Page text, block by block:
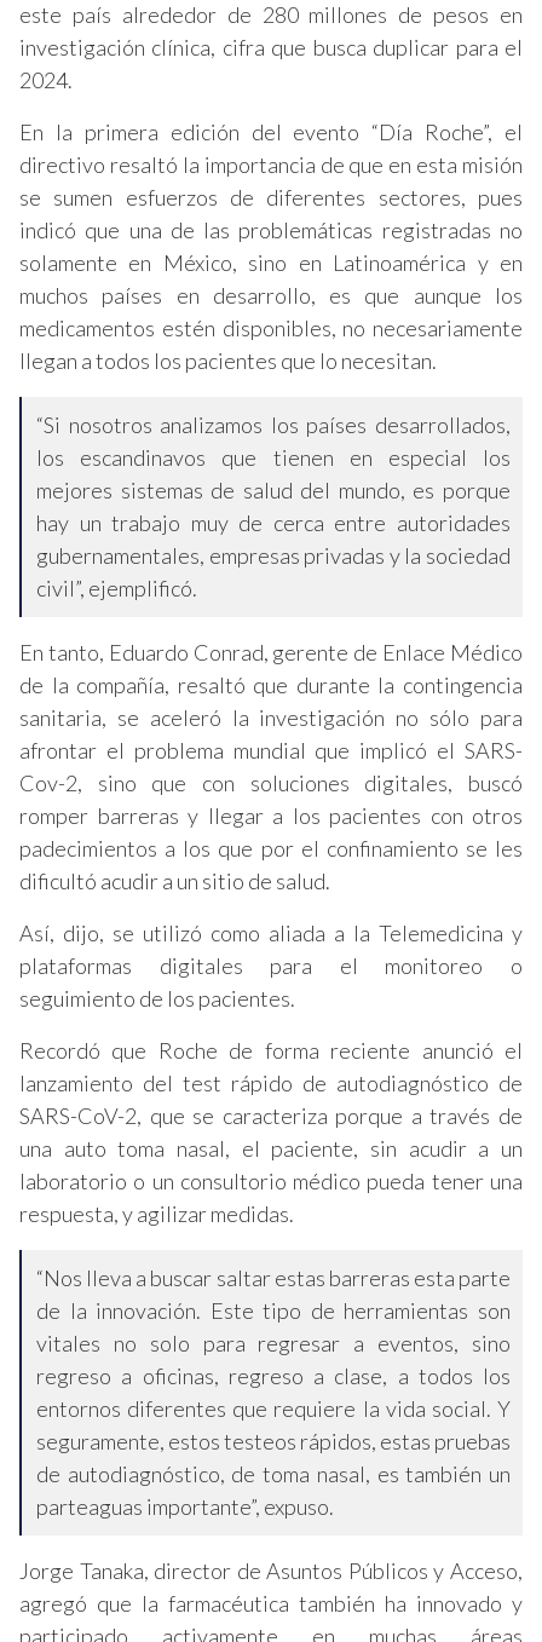
este país alrededor de 280 millones de pesos en
investigación clínica, cifra que busca duplicar para el
2024.
En la primera edición del evento “Día Roche”, el
directivo resaltó la importancia de que en esta misión
se sumen esfuerzos de diferentes sectores, pues
indicó que una de las problemáticas registradas no
solamente en México, sino en Latinoamérica y en
muchos países en desarrollo, es que aunque los
medicamentos estén disponibles, no necesariamente
llegan a todos los pacientes que lo necesitan.
“Si nosotros analizamos los países desarrollados,
los escandinavos que tienen en especial los
mejores sistemas de salud del mundo, es porque
hay un trabajo muy de cerca entre autoridades
gubernamentales, empresas privadas y la sociedad
civil”, ejemplificó.
En tanto, Eduardo Conrad, gerente de Enlace Médico
de la compañía, resaltó que durante la contingencia
sanitaria, se aceleró la investigación no sólo para
afrontar el problema mundial que implicó el SARS-
Cov-2, sino que con soluciones digitales, buscó
romper barreras y llegar a los pacientes con otros
padecimientos a los que por el confinamiento se les
dificultó acudir a un sitio de salud.
Así, dijo, se utilizó como aliada a la Telemedicina y
plataformas digitales para el monitoreo o
seguimiento de los pacientes.
Recordó que Roche de forma reciente anunció el
lanzamiento del test rápido de autodiagnóstico de
SARS-CoV-2, que se caracteriza porque a través de
una auto toma nasal, el paciente, sin acudir a un
laboratorio o un consultorio médico pueda tener una
respuesta, y agilizar medidas.
“Nos lleva a buscar saltar estas barreras esta parte
de la innovación. Este tipo de herramientas son
vitales no solo para regresar a eventos, sino
regreso a oficinas, regreso a clase, a todos los
entornos diferentes que requiere la vida social. Y
seguramente, estos testeos rápidos, estas pruebas
de autodiagnóstico, de toma nasal, es también un
parteaguas importante”, expuso.
Jorge Tanaka, director de Asuntos Públicos y Acceso,
agregó que la farmacéutica también ha innovado y
participado activamente en muchas áreas